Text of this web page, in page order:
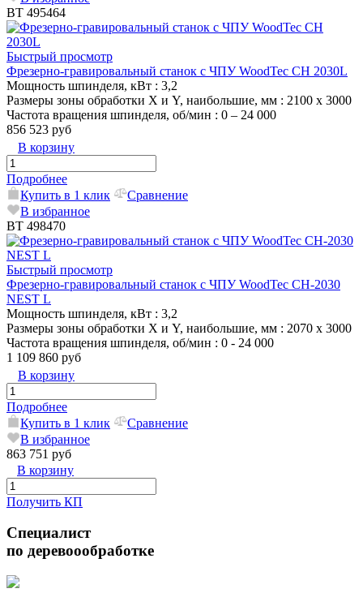
ВТ 495464
Быстрый просмотр
Фрезерно-гравировальный станок с ЧПУ WoodTec CH 2030L
Мощность шпинделя, кВт : 3,2
Размеры зоны обработки X и Y, наибольшие, мм : 2100 х 3000
Частота вращения шпинделя, об/мин : 0 – 24 000
856 523 руб
В корзину
Подробнее
Купить в 1 клик
Сравнение
В избранное
ВТ 498470
Быстрый просмотр
Фрезерно-гравировальный станок с ЧПУ WoodTec CH-2030
NEST L
Мощность шпинделя, кВт : 3,2
Размеры зоны обработки X и Y, наибольшие, мм : 2070 х 3000
Частота вращения шпинделя, об/мин : 0 - 24 000
1 109 860 руб
В корзину
Подробнее
Купить в 1 клик
Сравнение
В избранное
863 751 руб
В корзину
Получить КП
Специалист
по деревоообработке